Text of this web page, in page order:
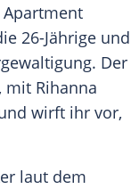
Apartment
26-Jährige und
. Der
mit Rihanna
wirft ihr vor,
laut dem